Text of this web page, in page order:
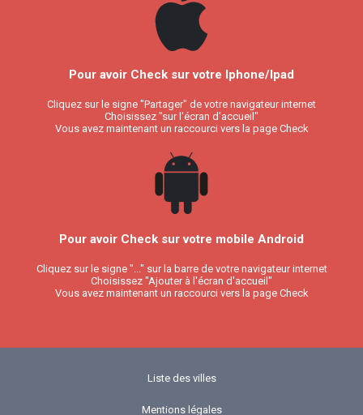
Pour avoir Check sur votre Iphone/Ipad
Cliquez sur le signe "Partager" de votre navigateur internet
Choisissez "sur l'écran d'accueil"
Vous avez maintenant un raccourci vers la page Check
Pour avoir Check sur votre mobile Android
Cliquez sur le signe "..." sur la barre de votre navigateur internet
Choisissez "Ajouter à l'écran d'accueil"
Vous avez maintenant un raccourci vers la page Check
Liste des villes
Mentions légales